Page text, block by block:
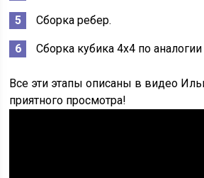
Сборка ребер.
Сборка кубика 4х4 по
Все эти этапы описаны в видео
приятного просмотра!